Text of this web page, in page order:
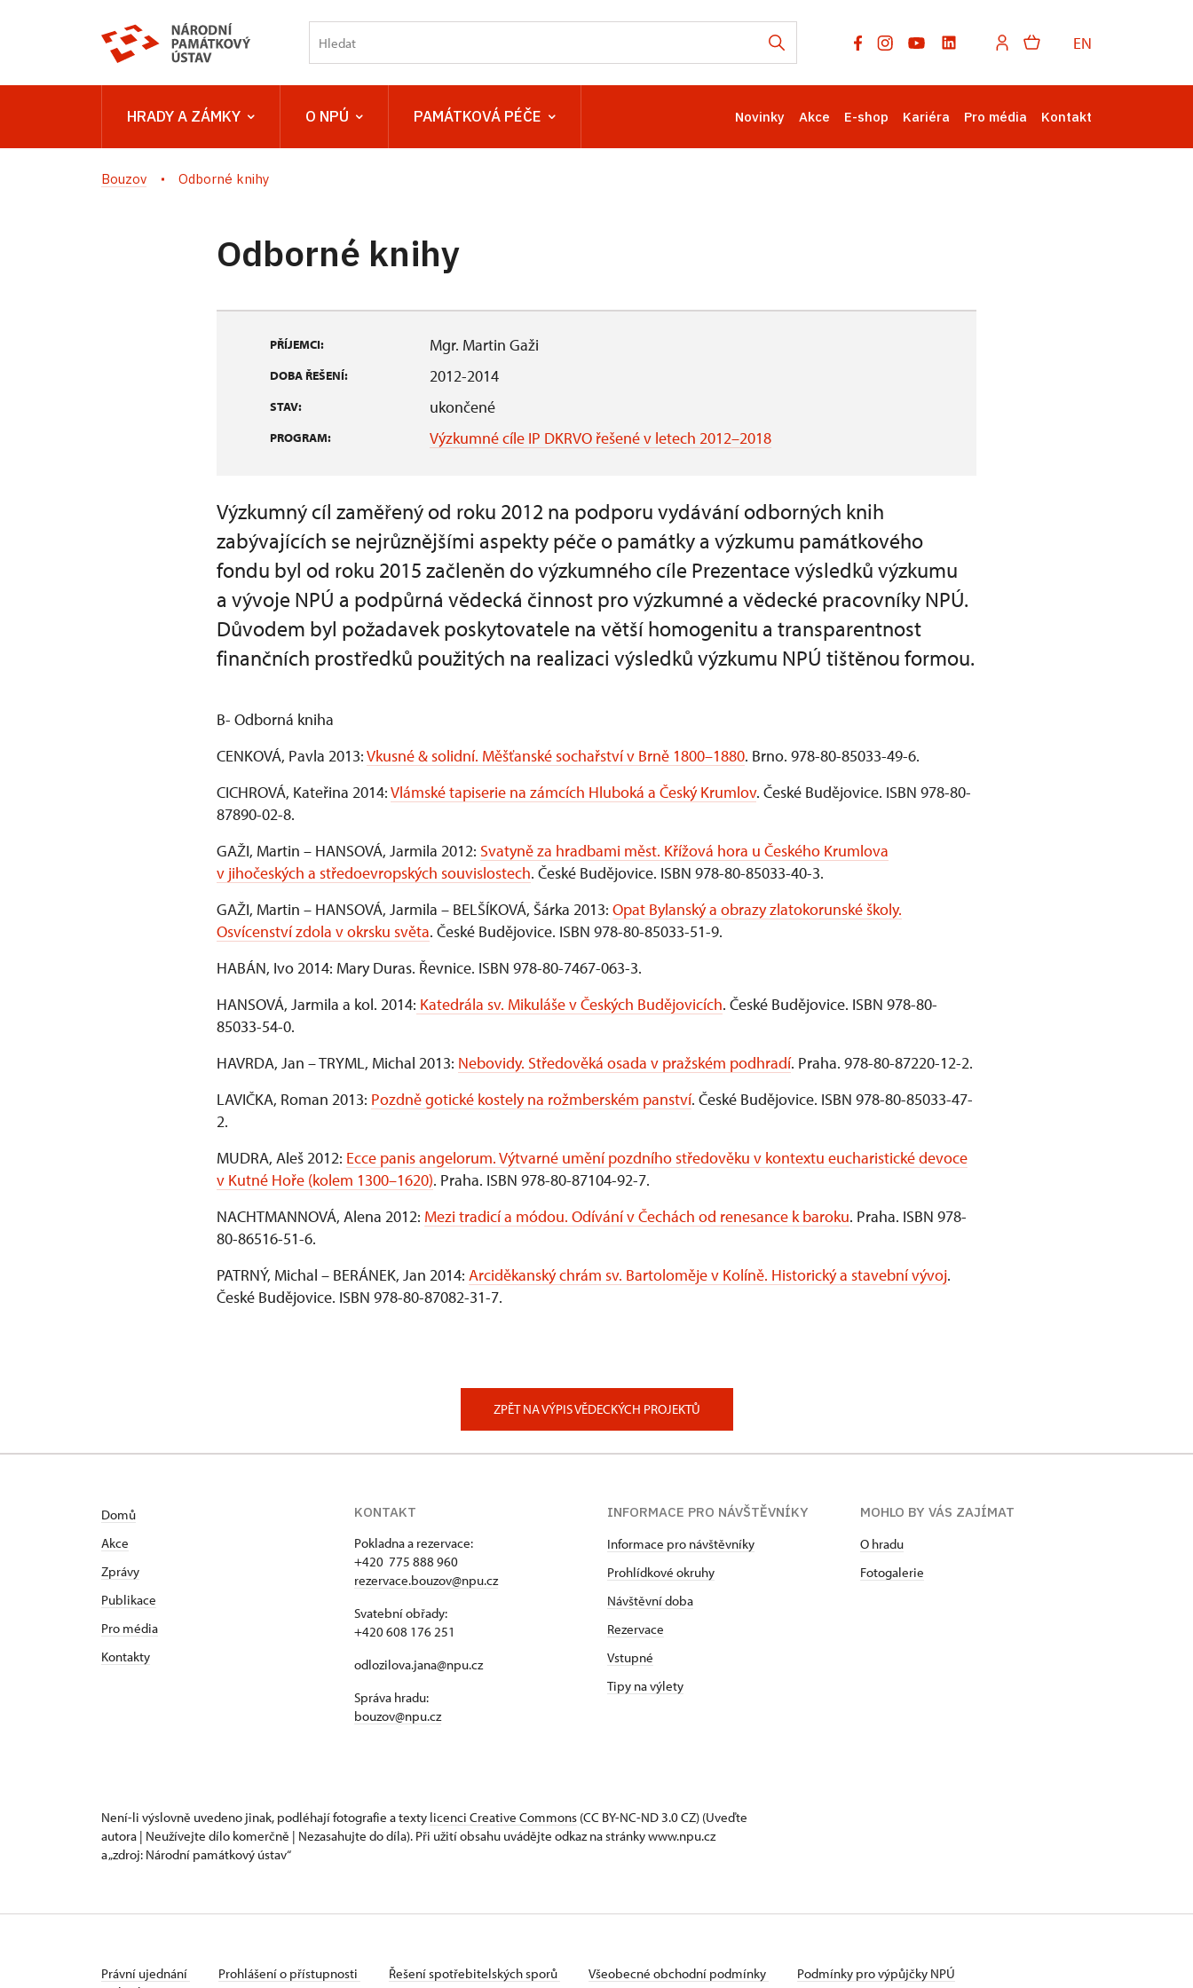
EN
HRADY A ZÁMKY O NPÚ PAMÁTKOVÁ PÉČE Novinky Akce E-shop Kariéra Pro média Kontakt
Bouzov Odborné knihy
Odborné knihy
PŘÍJEMCI: Mgr. Martin Gaži
DOBA ŘEŠENÍ: 2012-2014
STAV: ukončené
PROGRAM: Výzkumné cíle IP DKRVO řešené v letech 2012–2018
Výzkumný cíl zaměřený od roku 2012 na podporu vydávání odborných knih
zabývajících se nejrůznějšími aspekty péče o památky a výzkumu památkového
fondu byl od roku 2015 začleněn do výzkumného cíle Prezentace výsledků výzkumu
a vývoje NPÚ a podpůrná vědecká činnost pro výzkumné a vědecké pracovníky NPÚ.
Důvodem byl požadavek poskytovatele na větší homogenitu a transparentnost
finančních prostředků použitých na realizaci výsledků výzkumu NPÚ tištěnou formou.
B- Odborná kniha
CENKOVÁ, Pavla 2013:Vkusné & solidní. Měšťanské sochařství v Brně 1800–1880. Brno. 978-80-85033-49-6.
CICHROVÁ, Kateřina 2014:Vlámské tapiserie na zámcích Hluboká a Český Krumlov. České Budějovice. ISBN 978-80-
87890-02-8.
GAŽI, Martin – HANSOVÁ, Jarmila 2012: Svatyně za hradbami měst. Křížová hora u Českého Krumlova
v jihočeských a středoevropských souvislostech. České Budějovice. ISBN 978-80-85033-40-3.
GAŽI, Martin – HANSOVÁ, Jarmila – BELŠÍKOVÁ, Šárka 2013: Opat Bylanský a obrazy zlatokorunské školy.
Osvícenství zdola v okrsku světa. České Budějovice. ISBN 978-80-85033-51-9.
HABÁN, Ivo 2014: Mary Duras. Řevnice. ISBN 978-80-7467-063-3.
HANSOVÁ, Jarmila a kol. 2014: Katedrála sv. Mikuláše v Českých Budějovicích. České Budějovice. ISBN 978-80-
85033-54-0.
HAVRDA, Jan – TRYML, Michal 2013: Nebovidy. Středověká osada v pražském podhradí. Praha. 978-80-87220-12-2.
LAVIČKA, Roman 2013: Pozdně gotické kostely na rožmberském panství. České Budějovice. ISBN 978-80-85033-47-
2.
MUDRA, Aleš 2012: Ecce panis angelorum. Výtvarné umění pozdního středověku v kontextu eucharistické devoce
v Kutné Hoře (kolem 1300–1620). Praha. ISBN 978-80-87104-92-7.
NACHTMANNOVÁ, Alena 2012: Mezi tradicí a módou. Odívání v Čechách od renesance k baroku. Praha. ISBN 978-
80-86516-51-6.
PATRNÝ, Michal – BERÁNEK, Jan 2014: Arciděkanský chrám sv. Bartoloměje v Kolíně. Historický a stavební vývoj.
České Budějovice. ISBN 978-80-87082-31-7.
ZPĚT NA VÝPIS VĚDECKÝCH PROJEKTŮ
Domů
Akce
Zprávy
Publikace
Pro média
Kontakty
KONTAKT
Pokladna a rezervace:
+420 775 888 960
rezervace.bouzov@npu.cz
Svatební obřady:
+420 608 176 251
odlozilova.jana@npu.cz
Správa hradu:
bouzov@npu.cz
INFORMACE PRO NÁVŠTĚVNÍKY
Informace pro návštěvníky
Prohlídkové okruhy
Návštěvní doba
Rezervace
Vstupné
Tipy na výlety
MOHLO BY VÁS ZAJÍMAT
O hradu
Fotogalerie
Není-li výslovně uvedeno jinak, podléhají fotografie a texty licenci Creative Commons (CC BY-NC-ND 3.0 CZ) (Uveďte
autora | Neužívejte dílo komerčně | Nezasahujte do díla). Při užití obsahu uvádějte odkaz na stránky www.npu.cz
a „zdroj: Národní památkový ústav“
Právní ujednání Prohlášení o přístupnosti Řešení spotřebitelských sporů Všeobecné obchodní podmínky
Podmínky pro výpůjčky NPÚ